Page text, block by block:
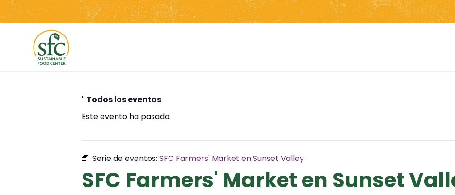
Saltar
contenido
" Todos los eventos
Este evento ha pasado.
Serie de eventos: SFC Farmers' Market en Sunset Valley
SFC Farmers' Market en Sunset